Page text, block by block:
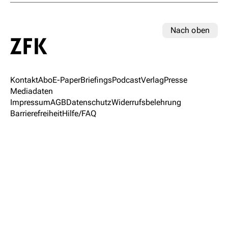
Nach oben
KontaktAboE-PaperBriefingsPodcastVerlagPresse
Mediadaten
ImpressumAGBDatenschutzWiderrufsbelehrung
BarrierefreiheitHilfe/FAQ